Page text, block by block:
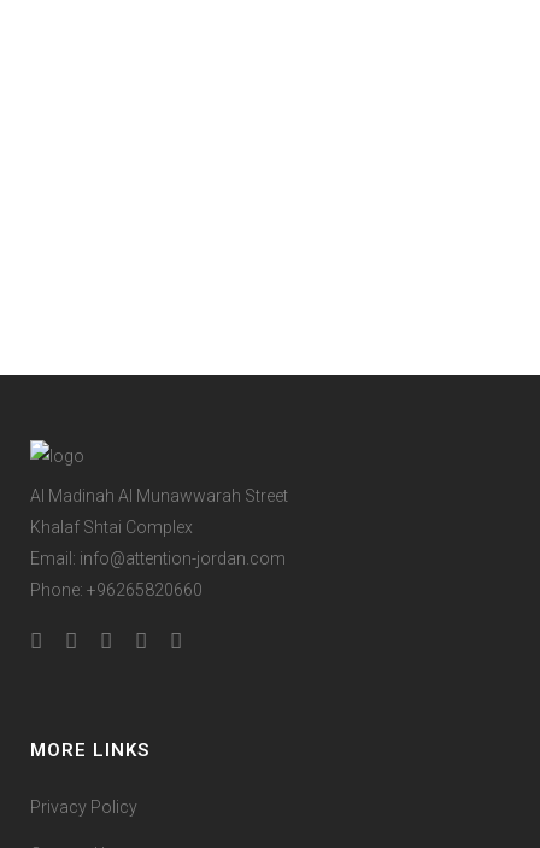
Al Madinah Al Munawwarah Street
Khalaf Shtai Complex
Email: info@attention-jordan.com
Phone: +96265820660
MORE LINKS
Privacy Policy